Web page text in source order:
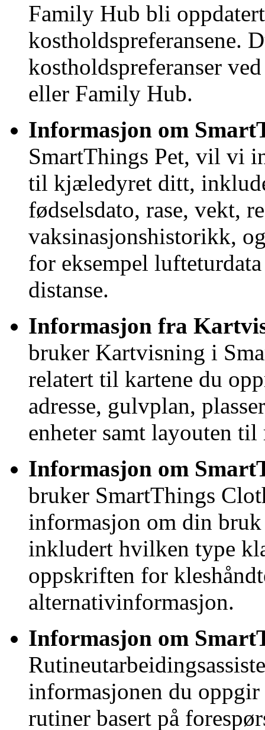
Family Hub bli
kostholdspreferansene.
kostholdspreferanser
eller Family Hub.
Informasjon om
SmartThings Pet, vil vi
til kjæledyret ditt,
fødselsdato, rase, vekt,
vaksinasjonshistorikk,
for eksempel
distanse.
Informasjon fra
bruker Kartvisning i
relatert til kartene du
adresse, gulvplan,
enheter samt layouten til
Informasjon om
bruker SmartThings
informasjon om din
inkludert hvilken type
oppskriften for
alternativinformasjon.
Informasjon om
informasjonen du oppgir
rutiner basert på